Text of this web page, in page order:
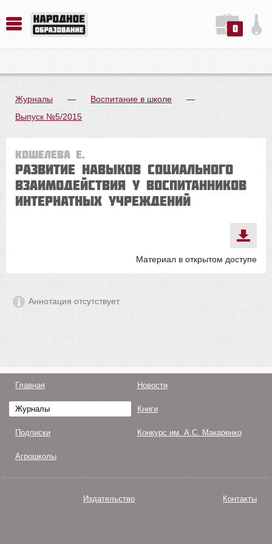
0
Журналы — Воспитание в школе
—
Выпуск №5/2015
Кошелева Е.
Развитие навыков социального
взаимодействия у воспитанников
интернатных учреждений
Материал в открытом доступе
Аннотация отсутствует
Главная Новости
Журналы Книги
Подписки Конкурс им. А.С. Макаренко
Агрошколы
Издательство Контакты